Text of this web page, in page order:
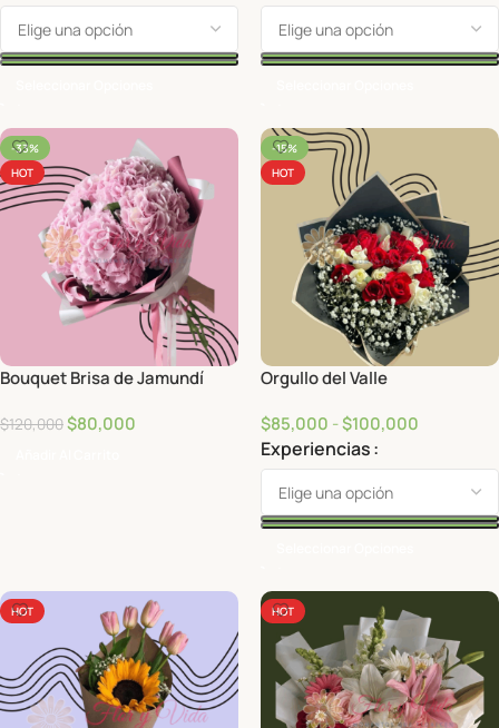
-33%
HOT
Bouquet Brisa de Jamundí
$120,000$80,000
-15%
HOT
Orgullo del Valle
$85,000 -$100,000
Experiencias
HOT HOT